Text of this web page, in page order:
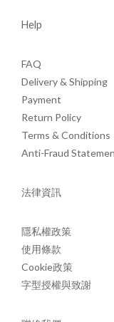
Help
FAQ
Delivery & Shipping
Payment
Return Policy
Terms & Conditions
Anti-Fraud
法律資訊
隱私權政策
使用條款
Cookie政策
字型授權與致謝